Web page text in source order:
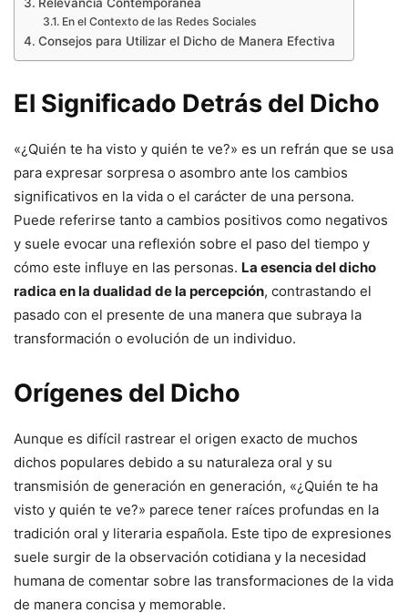
Relevancia Contemporánea
En el Contexto de las Redes Sociales
Consejos para Utilizar el Dicho de Manera Efectiva
El Significado Detrás del Dicho
«¿Quién te ha visto y quién te ve?» es un refrán que se usa
para expresar sorpresa o asombro ante los cambios
significativos en la vida o el carácter de una persona.
Puede referirse tanto a cambios positivos como negativos
y suele evocar una reflexión sobre el paso del tiempo y
cómo este influye en las personas. La esencia del dicho
radica en la dualidad de la percepción, contrastando el
pasado con el presente de una manera que subraya la
transformación o evolución de un individuo.
Orígenes del Dicho
Aunque es difícil rastrear el origen exacto de muchos
dichos populares debido a su naturaleza oral y su
transmisión de generación en generación, «¿Quién te ha
visto y quién te ve?» parece tener raíces profundas en la
tradición oral y literaria española. Este tipo de expresiones
suele surgir de la observación cotidiana y la necesidad
humana de comentar sobre las transformaciones de la vida
de manera concisa y memorable.